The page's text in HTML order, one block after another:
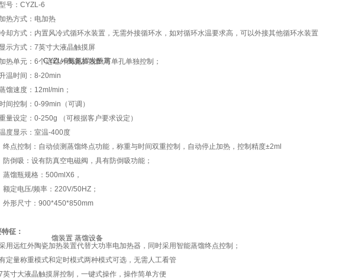
号：CYZL-6
热方式：电加热
却方式：内置风冷式循环水装置，无需外接循环水，如对循环水温要求高，可以外接其他循环水装置
示方式：7英寸大液晶触摸屏
热单元：6个远红外陶瓷加热炉,可单孔单独控制；
温时间：8-20min
馏速度：12ml/min；
间控制：0-99min（可调）
量设定：0-250g （可根据客户要求设定）
度显示：室温-400度
终点控制：自动侦测蒸馏终点功能，称重与时间双重控制，自动停止加热，控制精度±2ml
防倒吸：设有防真空电磁阀，具有防倒吸功能；
蒸馏瓶规格：500mlX6，
额定电压/频率：220V/50HZ；
外形尺寸：900*450*850mm
征：
用远红外陶瓷加热装置代替大功率电加热器，同时采用智能蒸馏终点控制；
定量称重模式和定时模式两种模式可选，无需人工看管
英寸大液晶触摸屏控制，一键式操作，操作简单方便